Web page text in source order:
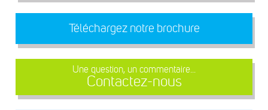
Téléchargez notre brochure
Une question, un commentaire...
Contactez-nous